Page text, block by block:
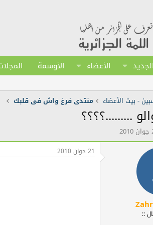
الأعضاء الأوسمة
- بيت الأعضاء منتدى فرغ واش فى قلبك
.........؟؟؟؟
::
21 جوان 2010